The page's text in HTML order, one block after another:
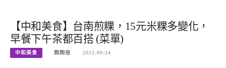
【中和美食】台南煎粿，15元米粿多變化，
早餐下午茶都百搭 (菜單)
中和美食 飽飽爸 2022-09-24